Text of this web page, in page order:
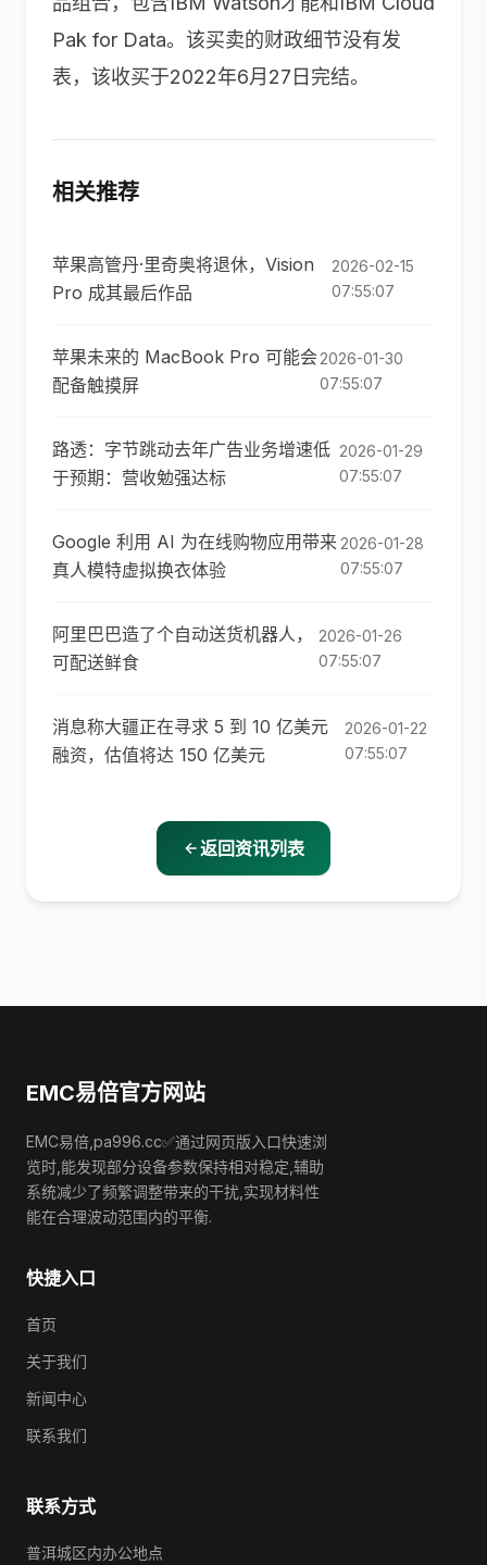
Pak for Data。该买卖的财政细节没有发
表，该收买于2022年6月27日完结。
相关推荐
苹果高管丹·里奇奥将退休，Vision
Pro 成其最后作品
2026-02-15
07:55:07
苹果未来的 MacBook Pro 可能会
配备触摸屏
2026-01-30
07:55:07
路透：字节跳动去年广告业务增速低
于预期：营收勉强达标
2026-01-29
07:55:07
Google 利用 AI 为在线购物应用带来
真人模特虚拟换衣体验
2026-01-28
07:55:07
阿里巴巴造了个自动送货机器人，
可配送鲜食
2026-01-26
07:55:07
消息称大疆正在寻求 5 到 10 亿美元
融资，估值将达 150 亿美元
2026-01-22
07:55:07
返回资讯列表
EMC易倍官方网站
EMC易倍,pa996.cc✅通过网页版入口快速浏
览时,能发现部分设备参数保持相对稳定,辅助
系统减少了频繁调整带来的干扰,实现材料性
能在合理波动范围内的平衡.
快捷入口
首页
关于我们
新闻中心
联系我们
联系方式
普洱城区内办公地点